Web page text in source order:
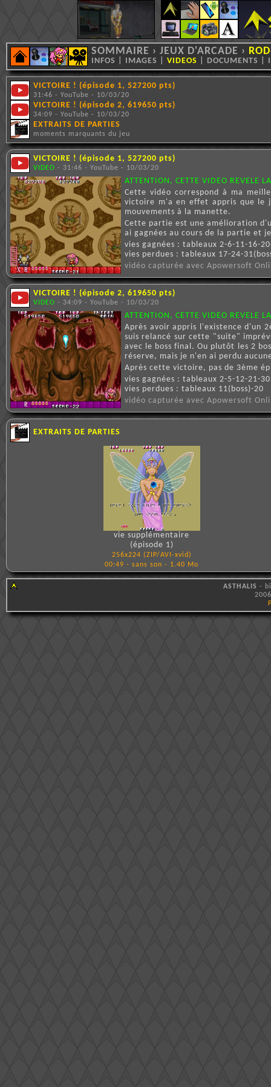
SOMMAIRE › JEUX D'ARCADE ›
INFOS IMAGES VIDEOS DOCUMENTS
VICTOIRE ! (épisode 1, 527200 pts)
31:46 - YouTube - 10/03/20
VICTOIRE ! (épisode 2, 619650 pts)
34:09 - YouTube - 10/03/20
EXTRAITS DE PARTIES
moments marquants du jeu
VICTOIRE ! (épisode 1, 527200 pts)
VIDEO - 31:46 - YouTube - 10/03/20
ATTENTION, CETTE VIDEO REVELE
Cette vidéo correspond à ma
victoire m'a en effet appris que le
mouvements à la manette.
Cette partie est une amélioration
ai gagnées au cours de la partie et
vies gagnées : tableaux 2-6-11-16-
vies perdues : tableaux 17-24-
vidéo capturée avec Apowersoft
VICTOIRE ! (épisode 2, 619650 pts)
VIDEO - 34:09 - YouTube - 10/03/20
ATTENTION, CETTE VIDEO REVELE
Après avoir appris l'existence d'un
suis relancé sur cette "suite"
avec le boss final. Ou plutôt les 2
réserve, mais je n'en ai perdu
Après cette victoire, pas de 3ème
vies gagnées : tableaux 2-5-12-21-30
vies perdues : tableaux 11(boss)-20
vidéo capturée avec Apowersoft
EXTRAITS DE PARTIES
vie supplémentaire
(épisode 1)
256x224 (ZIP/AVI-xvid)
00:49 - sans son - 1.40 Mo
ASTHALIS -